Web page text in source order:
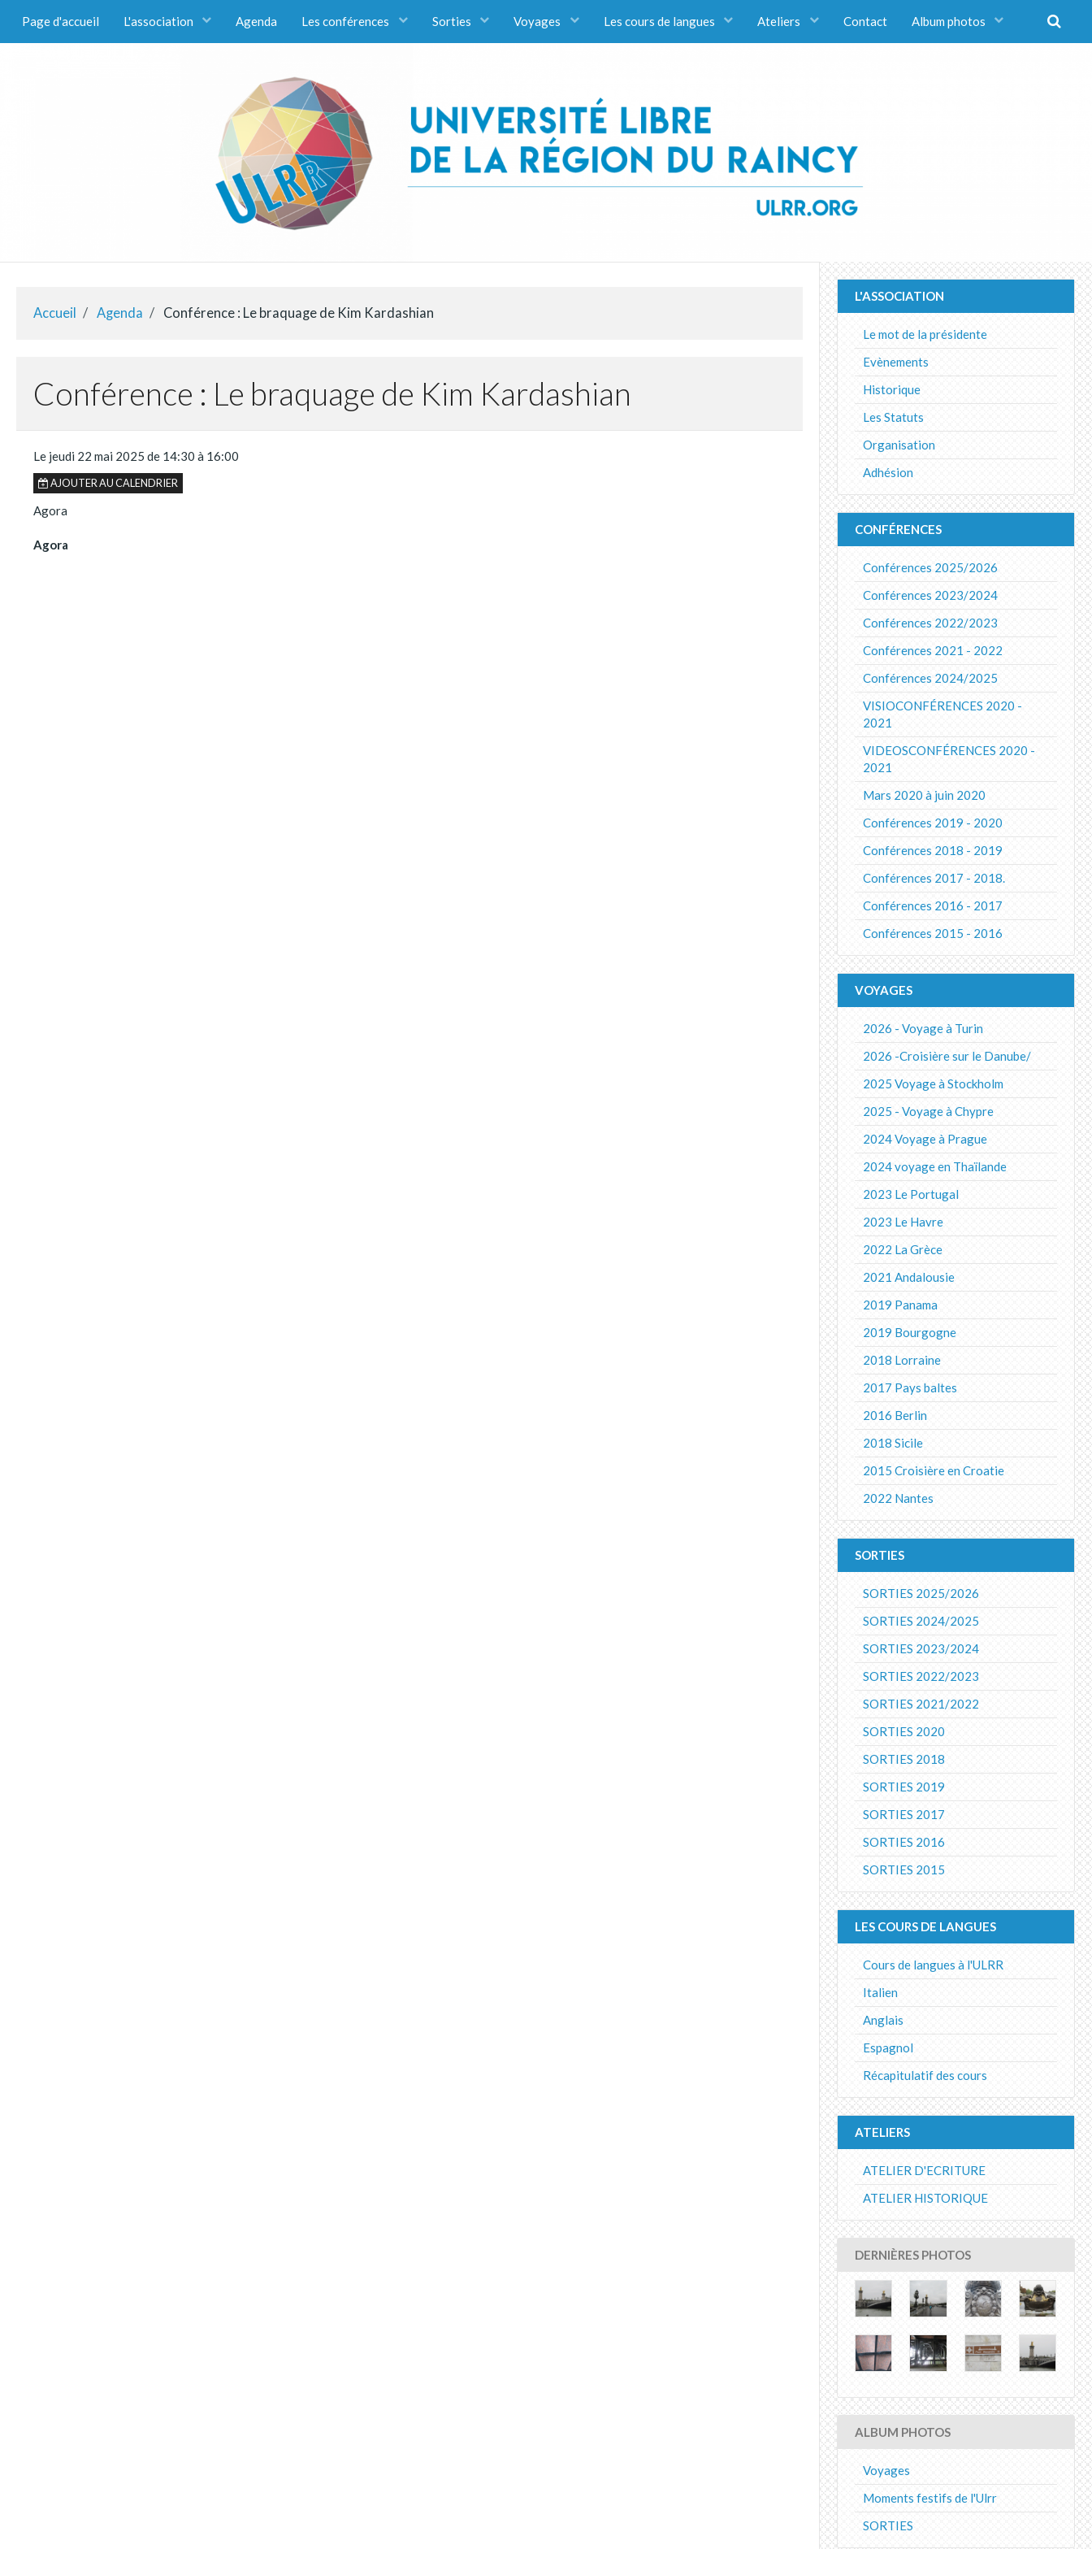
Page d'accueil L'association Agenda Les conférences Sorties Voyages Les cours de langues Ateliers Contact Album photos
Accueil Agenda Conférence : Le braquage de Kim Kardashian
Conférence : Le braquage de Kim Kardashian
Le jeudi 22 mai 2025 de 14:30 à 16:00
AJOUTER AU CALENDRIER
Agora
Agora
L'ASSOCIATION
Le mot de la présidente
Evènements
Historique
Les Statuts
Organisation
Adhésion
CONFÉRENCES
Conférences 2025/2026
Conférences 2023/2024
Conférences 2022/2023
Conférences 2021 - 2022
Conférences 2024/2025
VISIOCONFÉRENCES 2020 -
2021
VIDEOSCONFÉRENCES 2020 -
2021
Mars 2020 à juin 2020
Conférences 2019 - 2020
Conférences 2018 - 2019
Conférences 2017 - 2018.
Conférences 2016 - 2017
Conférences 2015 - 2016
VOYAGES
2026 - Voyage à Turin
2026 -Croisière sur le Danube/
2025 Voyage à Stockholm
2025 - Voyage à Chypre
2024 Voyage à Prague
2024 voyage en Thaïlande
2023 Le Portugal
2023 Le Havre
2022 La Grèce
2021 Andalousie
2019 Panama
2019 Bourgogne
2018 Lorraine
2017 Pays baltes
2016 Berlin
2018 Sicile
2015 Croisière en Croatie
2022 Nantes
SORTIES
SORTIES 2025/2026
SORTIES 2024/2025
SORTIES 2023/2024
SORTIES 2022/2023
SORTIES 2021/2022
SORTIES 2020
SORTIES 2018
SORTIES 2019
SORTIES 2017
SORTIES 2016
SORTIES 2015
LES COURS DE LANGUES
Cours de langues à l'ULRR
Italien
Anglais
Espagnol
Récapitulatif des cours
ATELIERS
ATELIER D'ECRITURE
ATELIER HISTORIQUE
DERNIÈRES PHOTOS
ALBUM PHOTOS
Voyages
Moments festifs de l'Ulrr
SORTIES